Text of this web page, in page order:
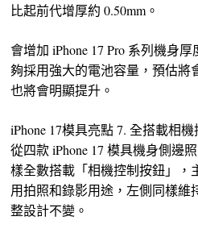
比起前代增厚約 0.50mm。
會增加 iPhone 17 Pro 系列機身
夠採用強大的電池容量，預估將
也將會明顯提升。
iPhone 17模具亮點 7. 全搭載相
從四款 iPhone 17 模具機身側邊
樣全數搭載「相機控制按鈕」，
用拍照和錄影用途，左側同樣維
整設計不變。